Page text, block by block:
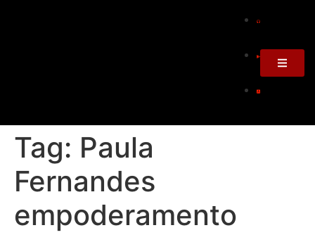
Tag: Paula
Fernandes
empoderamento